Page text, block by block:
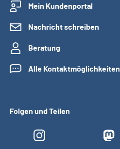
Mein Kundenportal
Nachricht schreiben
Beratung
Alle Kontaktmöglichkeiten
Folgen und Teilen